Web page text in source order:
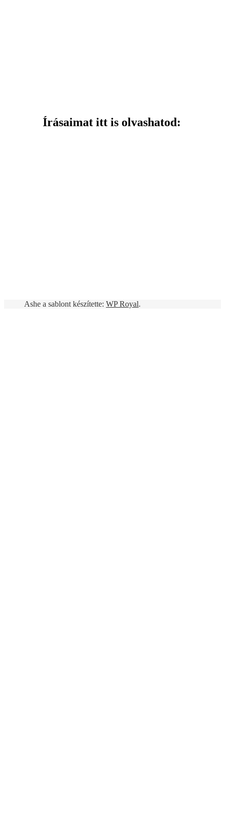
Írásaimat itt is olvashatod:
Ashe a sablont készítette: WP Royal.